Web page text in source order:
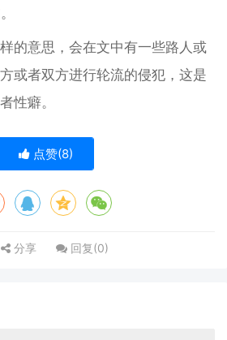
的意思，会在文中有一些路人或
或者双方进行轮流的侵犯，这是
性癖。
点赞(8)
分享 回复(0)